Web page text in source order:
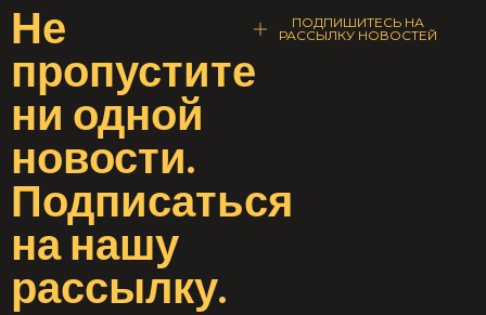
Не
пропустите
ни одной
новости.
Подписаться
нанашу
рассылку.
ПОДПИШИТЕСЬ НА
РАССЫЛКУ НОВОСТЕЙ